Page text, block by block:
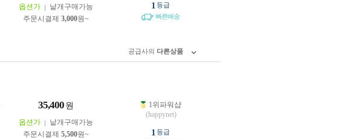
옵션가
낱개구매가능
주문시결제 3,000원~
1 등급
빠른배송
공급사의 다른상품
35,400 원
옵션가
낱개구매가능
주문시결제 5,500원~
1위파워샵
(happynet)
1 등급